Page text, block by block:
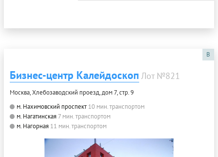
B
Бизнес-центр Калейдоскоп Лот №821
Москва, Хлебозаводский проезд, дом 7, стр. 9
м. Нахимовский проспект 10 мин. транспортом
м. Нагатинская 7 мин. транспортом
м. Нагорная 11 мин. транспортом